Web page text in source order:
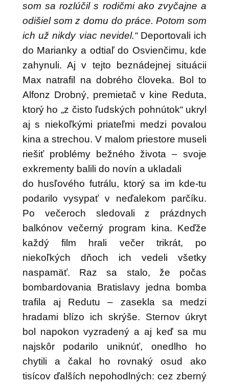
som sa rozlúčil s rodičmi ako zvyčajne a
odišiel som z domu do práce. Potom som
ich už nikdy viac nevidel.“Deportovali ich
do Marianky a odtiaľ do Osvienčimu, kde
zahynuli. Aj v tejto beznádejnej situácii
Max natrafil na dobrého človeka. Bol to
Alfonz Drobný, premietač v kine Reduta,
ktorý ho „z čisto ľudských pohnútok“ ukryl
aj s niekoľkými priateľmi medzi povalou
kina a strechou. V malom priestore museli
riešiť problémy bežného života – svoje
exkrementy balili do novín a ukladali
do husľového futrálu, ktorý sa im kde-tu
podarilo vysypať v neďalekom parčíku.
Po večeroch sledovali z prázdnych
balkónov večerný program kina. Keďže
každý film hrali večer trikrát, po
niekoľkých dňoch ich vedeli všetky
naspamäť. Raz sa stalo, že počas
bombardovania Bratislavy jedna bomba
trafila aj Redutu – zasekla sa medzi
hradami blízo ich skrýše. Sternov úkryt
bol napokon vyzradený a aj keď sa mu
najskôr podarilo uniknúť, onedlho ho
chytili a čakal ho rovnaký osud ako
tisícov ďalších nepohodlných: cez zberný